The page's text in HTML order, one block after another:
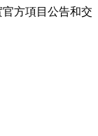
方項目公告和交